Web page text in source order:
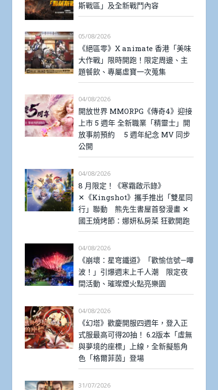
斯戰區」及全新戰鬥內容
05/08/2026
《絕區零》X animate 香港「美味
大作戰」限時開跑！限定周邊、主
題餐飲、專屬虛寶一次蒐集
04/08/2026
開放世界 MMORPG《傳奇4》迎接
上市 5 週年 全新職業「精靈士」開
放事前預約 5 週年紀念 MV 同步
公開
04/08/2026
8 月限定！《寒霜啟示錄》
✕《Kingshot》攜手推出「雙星同
行」聯動 熊先生書屋首發漫畫 ✕
國王燒烤節：娜妍私房菜 狂歡開跑
04/08/2026
《崩壞：星穹鐵道》「歡愉信號—嗶
波！」引爆週末上千人潮 限定夜
間活動、璀璨煙火點亮樂園
04/08/2026
《幻塔》歡慶開服四週年，登入正
式服最高可得20抽！ 6.2版本「虛無
與夢境的座標」上線，全新擬態角
色「格爾菲茵」登場
31/07/2026